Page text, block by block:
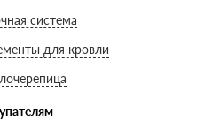
система
для кровли